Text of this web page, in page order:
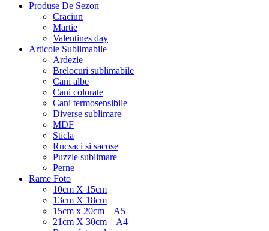
Produse De Sezon
Craciun
Martie
Valentines day
Articole Sublimabile
Ardezie
Brelocuri sublimabile
Cani albe
Cani colorate
Cani termosensibile
Diverse sublimare
MDF
Sticla
Rucsaci si sacose
Puzzle sublimare
Perne
Rame Foto
10cm X 15cm
13cm X 18cm
15cm x 20cm – A5
21cm X 30cm – A4